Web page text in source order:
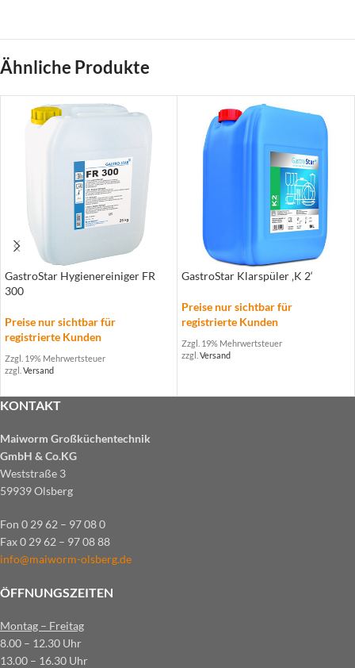
Ähnliche Produkte
GastroStar Hygienereiniger FR
300
Preise nur sichtbar für
registrierte Kunden
Zzgl. 19% Mehrwertsteuer
zzgl. Versand
GastroStar Klarspüler ‚K 2‘
Preise nur sichtbar für
registrierte Kunden
Zzgl. 19% Mehrwertsteuer
zzgl. Versand
KONTAKT
Maiworm Großküchentechnik
GmbH & Co.KG
Weststraße 3
59939 Olsberg
Fon 0 29 62 – 97 08 0
Fax 0 29 62 – 97 08 88
info@maiworm-olsberg.de
ÖFFNUNGSZEITEN
Montag – Freitag
8.00 – 12.30 Uhr
13.00 – 16.30 Uhr